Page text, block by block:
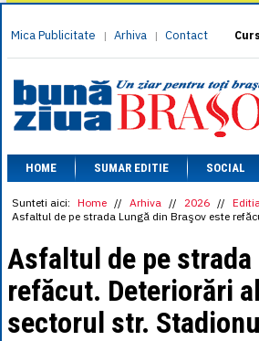
Mica Publicitate | Arhiva | Contact
HOME SUMAR EDITIE SOCIAL
Sunteti aici: Home // Arhiva // 2026 //
Asfaltul de pe strada Lungă din Braşov este
Asfaltul de pe
refăcut. Deteriorări
sectorul str.